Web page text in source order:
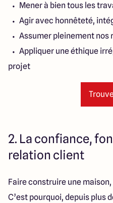
Mener à bien tous les
Agir avec honnêteté,
Assumer pleinement nos
Appliquer une éthique
projet
2. La confiance,
relation client
Faire construire une
C’est pourquoi, depuis plus